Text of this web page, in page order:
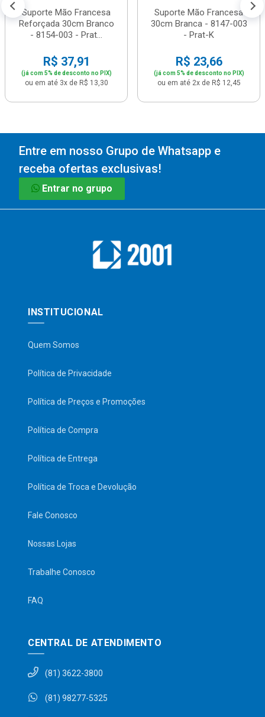
Suporte Mão Francesa
Reforçada 30cm Branco
- 8154-003 - Prat...
R$ 37,91
(já com 5% de desconto no PIX)
ou em até 3x de R$ 13,30
Suporte Mão Francesa
30cm Branca - 8147-003
- Prat-K
R$ 23,66
(já com 5% de desconto no PIX)
ou em até 2x de R$ 12,45
Entre em nosso Grupo de Whatsapp e
receba ofertas exclusivas!
Entrar no grupo
INSTITUCIONAL
Quem Somos
Política de Privacidade
Política de Preços e Promoções
Política de Compra
Política de Entrega
Política de Troca e Devolução
Fale Conosco
Nossas Lojas
Trabalhe Conosco
FAQ
CENTRAL DE ATENDIMENTO
(81) 3622-3800
(81) 98277-5325